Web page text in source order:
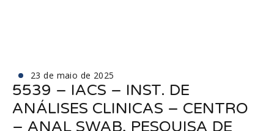
23 de maio de 2025
5539 – IACS – INST. DE
ANÁLISES CLINICAS – CENTRO
– ANAL SWAB, PESQUISA DE